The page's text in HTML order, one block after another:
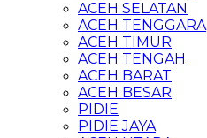
ACEH SELATAN
ACEH TENGGARA
ACEH TIMUR
ACEH TENGAH
ACEH BARAT
ACEH BESAR
PIDIE
PIDIE JAYA